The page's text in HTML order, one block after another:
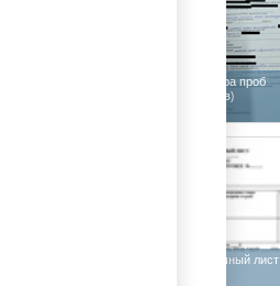
Акт отбора проб
(образцов)
Упаковочный лист